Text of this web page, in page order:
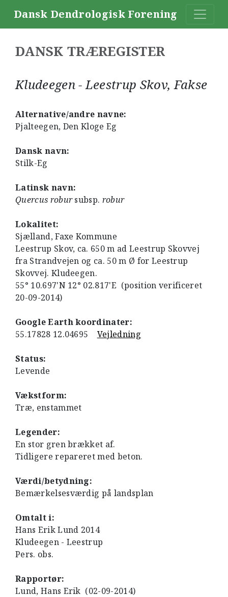
Dansk Dendrologisk Forening
DANSK TRÆREGISTER
Kludeegen - Leestrup Skov, Fakse
Alternative/andre navne:
Pjalteegen, Den Kloge Eg
Dansk navn:
Stilk-Eg
Latinsk navn:
Quercus robursubsp. robur
Lokalitet:
Sjælland, Faxe Kommune
Leestrup Skov, ca. 650 m ad Leestrup Skovvej
fra Strandvejen og ca. 50 m Ø for Leestrup
Skovvej. Kludeegen.
55° 10.697'N 12° 02.817'E (position verificeret
20-09-2014)
Google Earth koordinater:
55.17828 12.04695 Vejledning
Status:
Levende
Vækstform:
Træ, enstammet
Legender:
En stor gren brækket af.
Tidligere repareret med beton.
Værdi/betydning:
Bemærkelsesværdig på landsplan
Omtalt i:
Hans Erik Lund 2014
Kludeegen - Leestrup
Pers. obs.
Rapportør:
Lund, Hans Erik (02-09-2014)